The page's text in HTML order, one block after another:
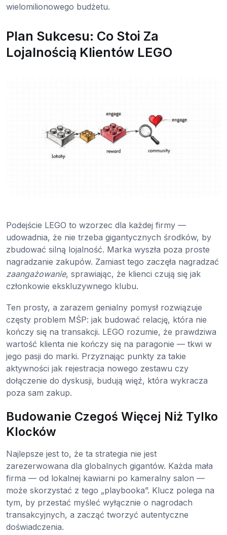
wielomilionowego budżetu.
Plan Sukcesu: Co Stoi Za
Lojalnością Klientów LEGO
Podejście LEGO to wzorzec dla każdej firmy —
udowadnia, że nie trzeba gigantycznych środków, by
zbudować silną lojalność. Marka wyszła poza proste
nagradzanie zakupów. Zamiast tego zaczęła nagradzać
zaangażowanie, sprawiając, że klienci czują się jak
członkowie ekskluzywnego klubu.
Ten prosty, a zarazem genialny pomysł rozwiązuje
częsty problem MŚP: jak budować relację, która nie
kończy się na transakcji. LEGO rozumie, że prawdziwa
wartość klienta nie kończy się na paragonie — tkwi w
jego pasji do marki. Przyznając punkty za takie
aktywności jak rejestracja nowego zestawu czy
dołączenie do dyskusji, budują więź, która wykracza
poza sam zakup.
Budowanie Czegoś Więcej Niż Tylko
Klocków
Najlepsze jest to, że ta strategia nie jest
zarezerwowana dla globalnych gigantów. Każda mała
firma — od lokalnej kawiarni po kameralny salon —
może skorzystać z tego „playbooka”. Klucz polega na
tym, by przestać myśleć wyłącznie o nagrodach
transakcyjnych, a zacząć tworzyć autentyczne
doświadczenia.